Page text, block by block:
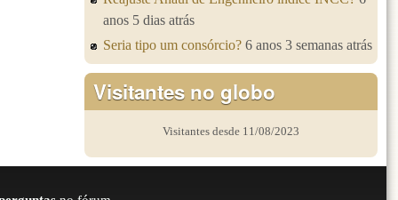
anos 5 dias atrás
Seria tipo um consórcio? 6 anos 3 semanas atrás
Visitantes no globo
Visitantes desde 11/08/2023